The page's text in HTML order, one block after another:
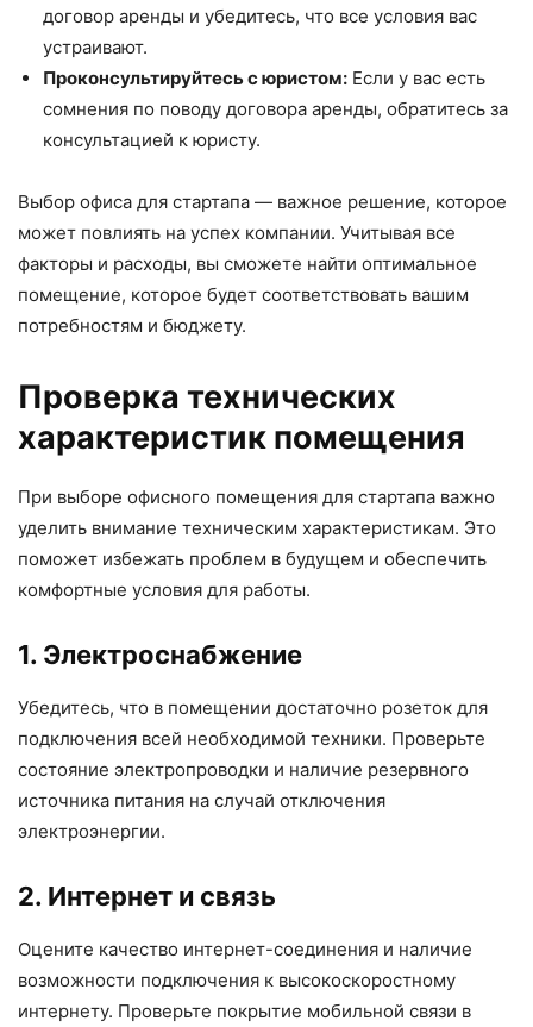
договор аренды и убедитесь, что все условия вас
устраивают.
Проконсультируйтесь с юристом: Если у вас есть
сомнения по поводу договора аренды, обратитесь за
консультацией к юристу.
Выбор офиса для стартапа — важное решение, которое
может повлиять на успех компании. Учитывая все
факторы и расходы, вы сможете найти оптимальное
помещение, которое будет соответствовать вашим
потребностям и бюджету.
Проверка технических
характеристик помещения
При выборе офисного помещения для стартапа важно
уделить внимание техническим характеристикам. Это
поможет избежать проблем в будущем и обеспечить
комфортные условия для работы.
1. Электроснабжение
Убедитесь, что в помещении достаточно розеток для
подключения всей необходимой техники. Проверьте
состояние электропроводки и наличие резервного
источника питания на случай отключения
электроэнергии.
2. Интернет и связь
Оцените качество интернет-соединения и наличие
возможности подключения к высокоскоростному
интернету. Проверьте покрытие мобильной связи в